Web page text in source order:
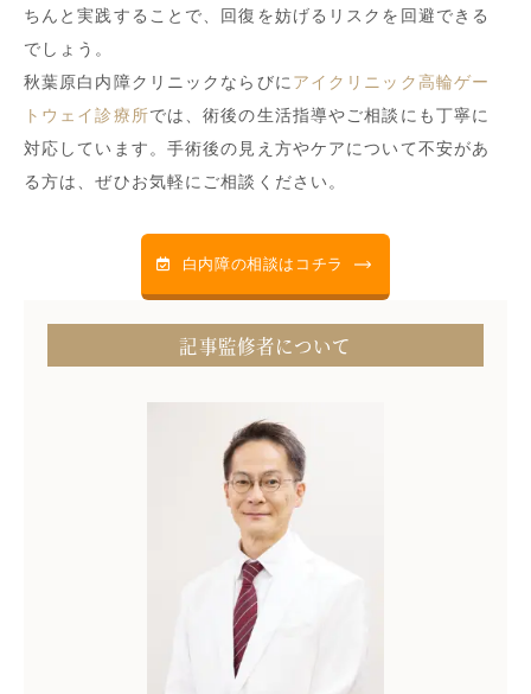
ちんと実践することで、回復を妨げるリスクを回避できる
でしょう。
秋葉原白内障クリニックならびにアイクリニック高輪ゲー
トウェイ診療所では、術後の生活指導やご相談にも丁寧に
対応しています。手術後の見え方やケアについて不安があ
る方は、ぜひお気軽にご相談ください。
白内障の相談はコチラ
記事監修者について